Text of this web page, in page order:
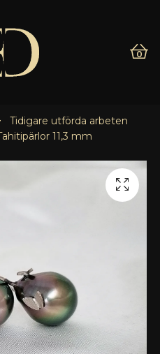
0
Tidigare utförda arbeten
11,3 mm